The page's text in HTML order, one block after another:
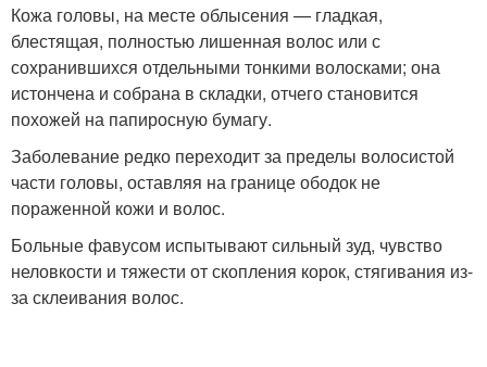
Кожа головы, на месте облысения — гладкая,
блестящая, полностью лишенная волос или с
сохранившихся отдельными тонкими волосками; она
истончена и собрана в складки, отчего становится
похожей на папиросную бумагу.
Заболевание редко переходит за пределы волосистой
части головы, оставляя на границе ободок не
пораженной кожи и волос.
Больные фавусом испытывают сильный зуд, чувство
неловкости и тяжести от скопления корок, стягивания из-
за склеивания волос.